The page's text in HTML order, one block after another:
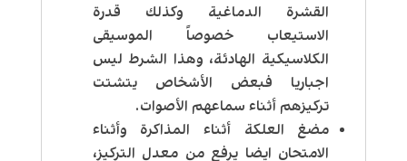
القشرة الدماغية وكذلك قدرة
الاستيعاب خصوصاً الموسيقى
الكلاسيكية الهادئة، وهذا الشرط ليس
اجباريا فبعض الأشخاص يتشتت
تركيزهم أثناء سماعهم الأصوات.
مضغ العلكة أثناء المذاكرة وأثناء
الامتحان ايضا يرفع من معدل التركيز،